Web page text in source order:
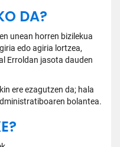
DA?
unean horren bizilekua
edo agiria lortzea,
Erroldan jasota dauden
ere ezagutzen da; hala
bolantea.